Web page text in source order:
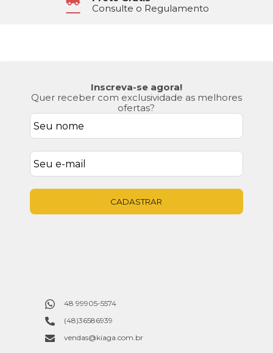
No Cartão de Crédito
Segunda à Sexta das 8h30 às 17h
Inscreva-se agora!
Quer receber com exclusividade as melhores
ofertas?
CADASTRAR
48 99905-5574
(48)36586939
vendas@kiaga.com.br